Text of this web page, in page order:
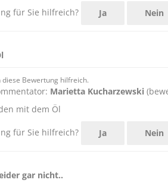
für Sie hilfreich? Ja Nein
diese Bewertung hilfreich.
Marietta Kucharzewski
mit dem Öl
für Sie hilfreich? Ja Nein
gar nicht..